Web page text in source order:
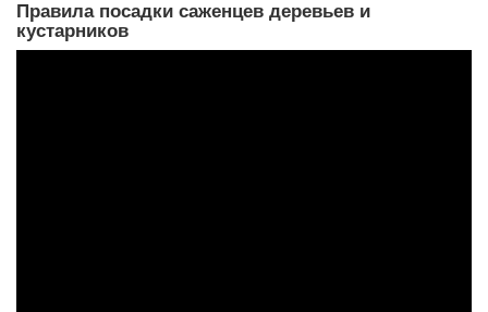
Правила посадки саженцев деревьев и
кустарников